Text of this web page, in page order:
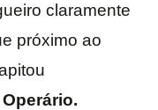
claramente
próximo ao
Operário.